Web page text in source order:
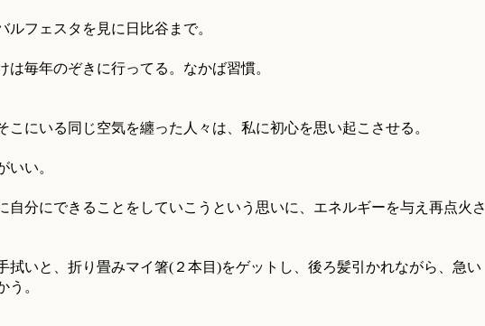
ルフェスタを見に日比谷まで。
は毎年のぞきに行ってる。なかば習慣。
こにいる同じ空気を纏った人々は、私に初心を思い起こさせる。
いい。
自分にできることをしていこうという思いに、エネルギーを与え再点火さ
拭いと、折り畳みマイ箸(２本目)をゲットし、後ろ髪引かれながら、急い
う。